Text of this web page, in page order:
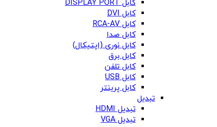
کابل DISPLAY PORT
کابل DVI
کابل RCA-AV
کابل صدا
کابل نوری (اپتیکال)
کابل برق
کابل تلفن
کابل USB
کابل پرینتر
تبدیل
تبدیل HDMI
تبدیل VGA